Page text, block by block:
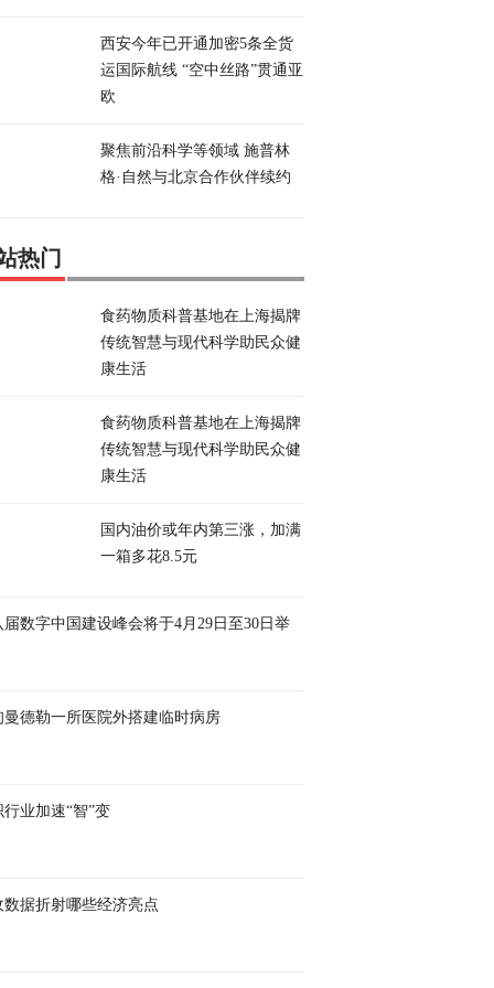
西安今年已开通加密5条全货
运国际航线 “空中丝路”贯通亚
欧
聚焦前沿科学等领域 施普林
格·自然与北京合作伙伴续约
热门
食药物质科普基地在上海揭牌
传统智慧与现代科学助民众健
康生活
食药物质科普基地在上海揭牌
传统智慧与现代科学助民众健
康生活
国内油价或年内第三涨，加满
一箱多花8.5元
届数字中国建设峰会将于4月29日至30日举
曼德勒一所医院外搭建临时病房
行业加速“智”变
数据折射哪些经济亮点